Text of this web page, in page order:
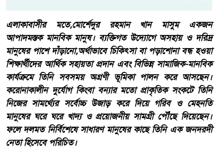
​এলাকাবাসীর মতে,মোর্শেদুর রহমান খান মাসুম একজন
আপাদমস্তক মানবিক মানুষ। ব্যক্তিগত উদ্যোগে অসহায় ও দরিদ্র
মানুষের পাশে দাঁড়ানো,অর্থাভাবে চিকিৎসা বা পড়াশোনা বন্ধ হওয়া
শিক্ষার্থীদের আর্থিক সহায়তা প্রদান এবং বিভিন্ন সামাজিক-মানবিক
কার্যক্রমে তিনি সবসময় অগ্রণী ভূমিকা পালন করে আসছেন।
করোনাকালীন দুর্যোগ কিংবা বন্যার মতো প্রাকৃতিক সংকটে তিনি
নিজের সামর্থ্যের সর্বোচ্চ উজাড় করে দিয়ে গরিব ও মেহনতি
মানুষের ঘরে ঘরে খাদ্য ও প্রয়োজনীয় সামগ্রী পৌঁছে দিয়েছেন।
ফলে দলমত নির্বিশেষে সাধারণ মানুষের কাছে তিনি এক জনদরদী
নেতা হিসেবে পরিচিত।